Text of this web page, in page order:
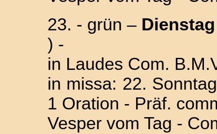
23. - grün – Dienstag
) -
in Laudes Com.
in missa: 22.
1 Oration - Präf.
Vesper vom Tag -